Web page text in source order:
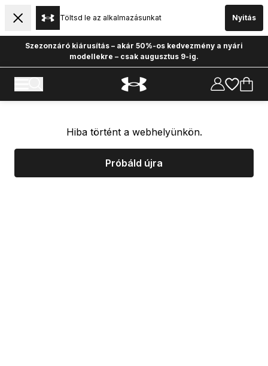
Töltsd le az alkalmazásunkat Nyitás
Szezonzáró kiárusítás – akár 50%-os kedvezmény a nyári
modellekre – csak augusztus 9-ig.
Hiba történt a webhelyünkön.
Próbáld újra